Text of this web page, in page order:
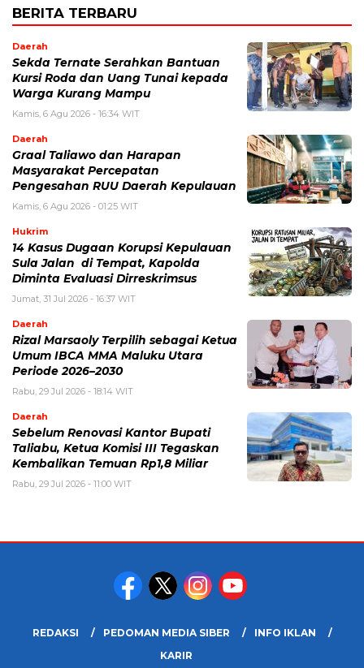
BERITA TERBARU
Daerah
Sekda Ternate Serahkan Bantuan
Kursi Roda dan Uang Tunai kepada
Warga Kurang Mampu
Kamis, 6 Agu 2026 - 16:34 WIT
Daerah
Graal Taliawo dan Harapan
Masyarakat Percepatan
Pengesahan RUU Daerah Kepulauan
Kamis, 6 Agu 2026 - 01:25 WIT
Hukrim
14 Kasus Dugaan Korupsi Kepulauan
Sula Jalan di Tempat, Kapolda
Diminta Evaluasi Dirreskrimsus
Jumat, 31 Jul 2026 - 16:37 WIT
Daerah
Rizal Marsaoly Terpilih sebagai Ketua
Umum IBCA MMA Maluku Utara
Periode 2026–2030
Rabu, 29 Jul 2026 - 18:14 WIT
Daerah
Sebelum Renovasi Kantor Bupati
Taliabu, Ketua Komisi III Tegaskan
Kembalikan Temuan Rp1,8 Miliar
Rabu, 29 Jul 2026 - 11:00 WIT
REDAKSI PEDOMAN MEDIA SIBER
INFO IKLAN
KARIR